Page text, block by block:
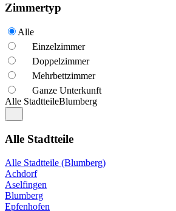
Zimmertyp
Alle
Einzelzimmer
Doppelzimmer
Mehrbettzimmer
Ganze Unterkunft
Alle StadtteileBlumberg
Alle Stadtteile
Alle Stadtteile (Blumberg)
Achdorf
Aselfingen
Blumberg
Epfenhofen